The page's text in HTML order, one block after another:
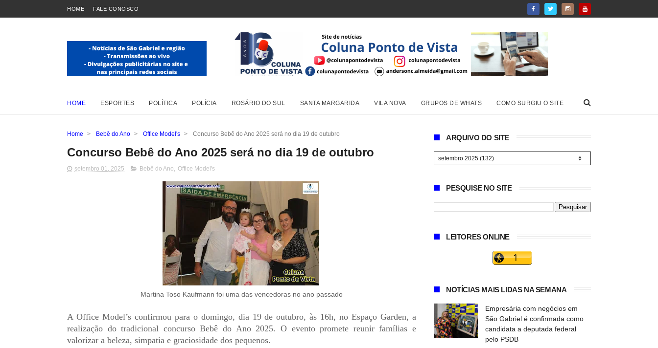
HOME FALE CONOSCO
HOME ESPORTES POLÍTICA POLÍCIA ROSÁRIO DO SUL SANTA MARGARIDA VILA NOVA GRUPOS DE WHATS COMO SURGIU O SITE
Home > Bebê do Ano > Office Model's > Concurso Bebê do Ano 2025 será no dia 19 de outubro
Concurso Bebê do Ano 2025 será no dia 19 de outubro
setembro 01, 2025 Bebê do Ano, Office Model's
Martina Toso Kaufmann foi uma das vencedoras no ano passado
A Office Model’s confirmou para o domingo, dia 19 de outubro, às 16h, no Espaço Garden, a
realização do tradicional concurso Bebê do Ano 2025. O evento promete reunir famílias e
valorizar a beleza, simpatia e graciosidade dos pequenos.
ARQUIVO DO SITE
PESQUISE NO SITE
LEITORES ONLINE
NOTÍCIAS MAIS LIDAS NA SEMANA
Empresária com negócios em
São Gabriel é confirmada como
candidata a deputada federal
pelo PSDB